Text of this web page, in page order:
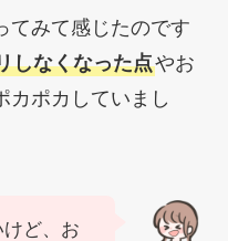
てみて感じたのです
しなくなった点やお
カポカしていまし
ど、お